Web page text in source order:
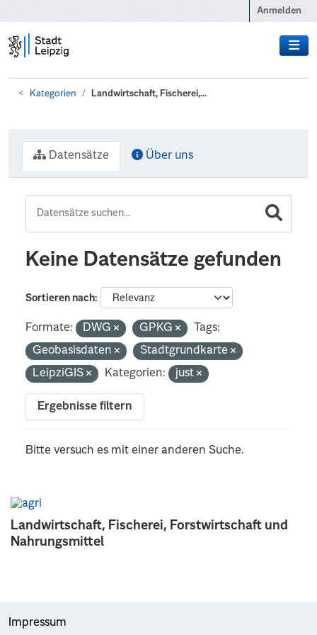
Anmelden
Kategorien Landwirtschaft, Fischerei,...
Landwirtschaft, Fischerei, Forstwirtschaft und
Nahrungsmittel
Datensätze Über uns
Keine Datensätze gefunden
Sortieren nach
Formate: DWG GPKG
Tags:
Geobasisdaten
Stadtgrundkarte
LeipziGIS
Kategorien: just
Ergebnisse filtern
Bitte versuch es mit einer anderen Suche.
Impressum